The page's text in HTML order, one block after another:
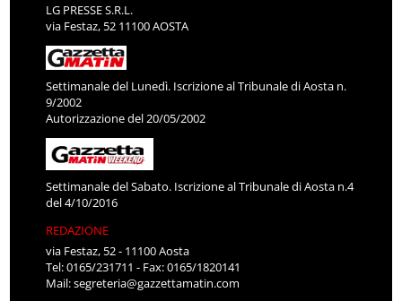
LG PRESSE S.R.L.
via Festaz, 52 11100 AOSTA
Settimanale del Lunedì. Iscrizione al Tribunale di Aosta n.
9/2002
Autorizzazione del 20/05/2002
Settimanale del Sabato. Iscrizione al Tribunale di Aosta n.4
del 4/10/2016
REDAZIONE
via Festaz, 52 - 11100 Aosta
Tel: 0165/231711 - Fax: 0165/1820141
Mail:segreteria@gazzettamatin.com